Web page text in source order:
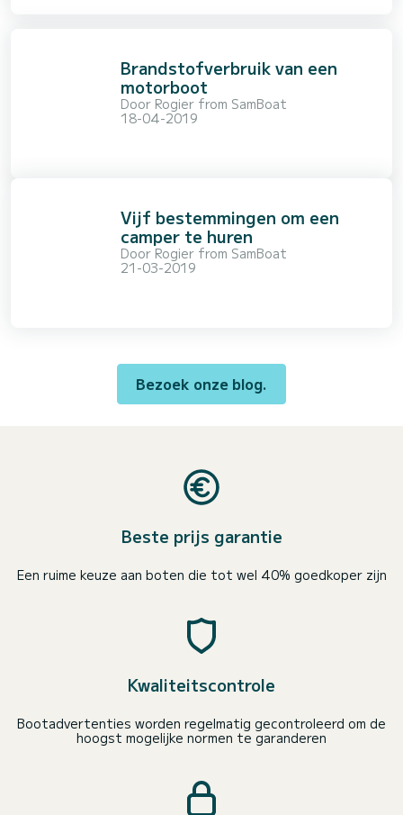
Brandstofverbruik van een
motorboot
Door Rogier from SamBoat
18-04-2019
Vijf bestemmingen om een
camper te huren
Door Rogier from SamBoat
21-03-2019
Bezoek onze blog.
Beste prijs garantie
Een ruime keuze aan boten die tot wel 40% goedkoper zijn
Kwaliteitscontrole
Bootadvertenties worden regelmatig gecontroleerd om de
hoogst mogelijke normen te garanderen